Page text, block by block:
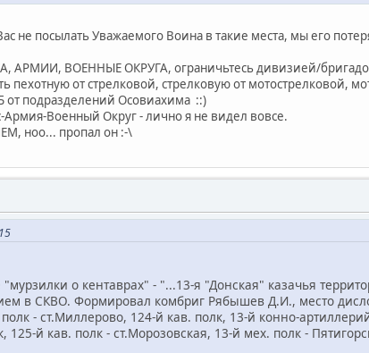
не посылать Уважаемого Воина в такие места, мы его
АРМИИ, ВОЕННЫЕ ОКРУГА, ограничьтесь дивизией/
пехотную от стрелковой, стрелковую от мотострелковой,
от подразделений Осовиахима ::)
Военный Округ - лично я не видел вовсе.
ноо... пропал он :-\
о кентаврах" - "...13-я "Донская" казачья
в СКВО. Формировал комбриг Рябышев Д.И., место
- ст.Миллерово, 124-й кав. полк, 13-й конно-
й кав. полк - ст.Морозовская, 13-й мех. полк -